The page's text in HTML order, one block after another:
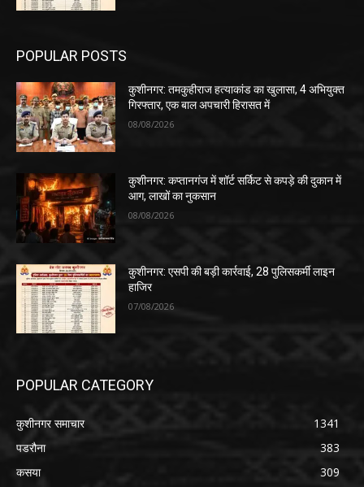
POPULAR POSTS
कुशीनगर: तमकुहीराज हत्याकांड का खुलासा, 4 अभियुक्त
गिरफ्तार, एक बाल अपचारी हिरासत में
08/08/2026
कुशीनगर: कप्तानगंज में शॉर्ट सर्किट से कपड़े की दुकान में
आग, लाखों का नुकसान
08/08/2026
कुशीनगर: एसपी की बड़ी कार्रवाई, 28 पुलिसकर्मी लाइन
हाजिर
07/08/2026
POPULAR CATEGORY
कुशीनगर समाचार
1341
पडरौना
383
कसया
309